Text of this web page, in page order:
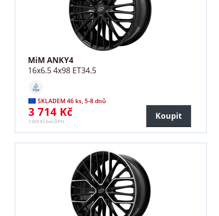
MiM ANKY4
16x6.5 4x98 ET34.5
SKLADEM 46 ks, 5-8 dnů
3 714 Kč
3 069 Kč bez DPH
Koupit